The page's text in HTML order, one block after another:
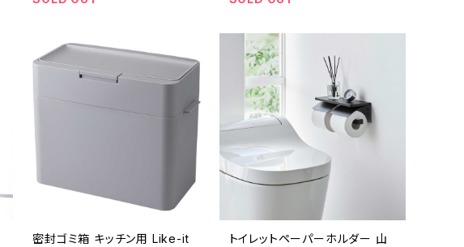
密封ゴミ箱 キッチン用 Like-it
トイレットペーパーホルダー 山